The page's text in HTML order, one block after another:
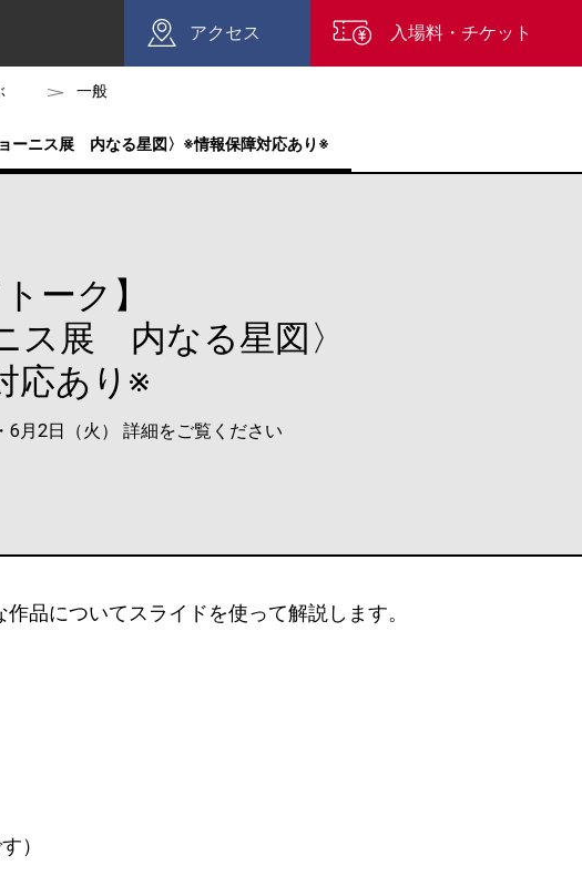
アクセス 入場料・チケット
一般
ーニス展 内なる星図〉※情報保障対応あり※
ーク】
ス展 内なる星図〉
応あり※
月2日（火） 詳細をご覧ください
品についてスライドを使って解説します。
）